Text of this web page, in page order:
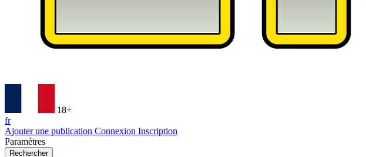
18+
fr
Ajouter une publication Connexion Inscription
Paramètres
Rechercher